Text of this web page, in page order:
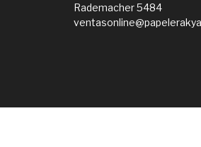
Rademacher 5484